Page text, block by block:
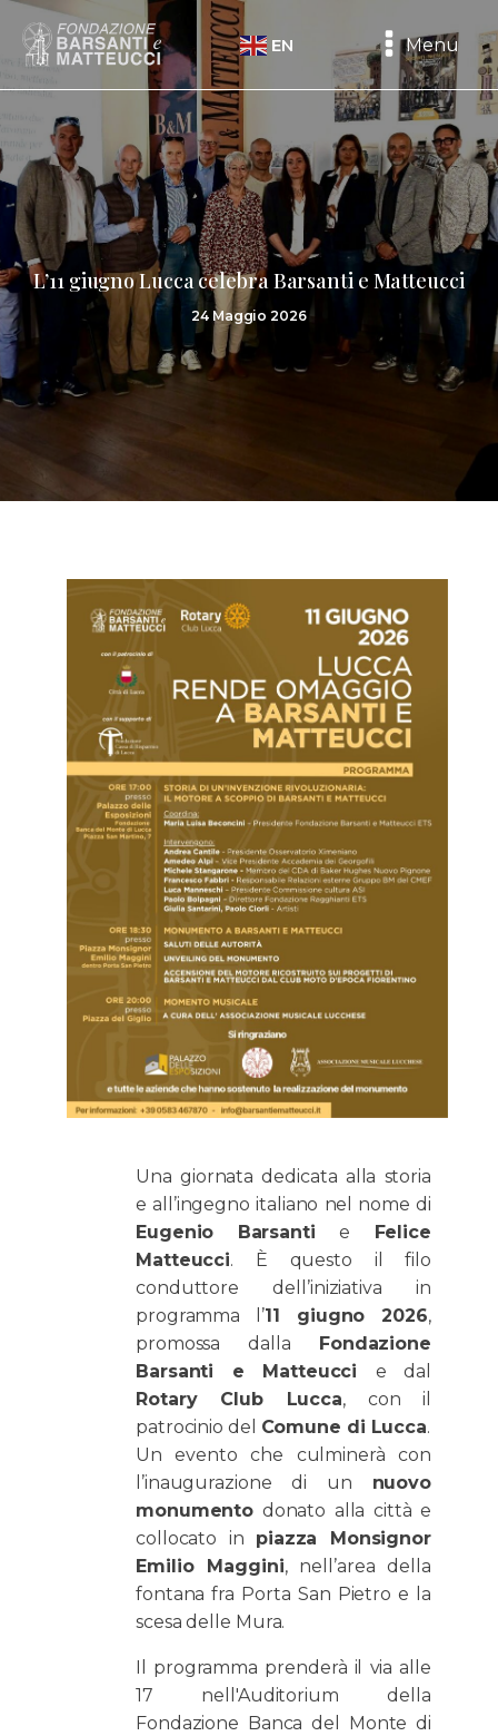
EN Menu
L’11 giugno Lucca celebra Barsanti e Matteucci
24 Maggio 2026
Una giornata dedicata alla storia
e all’ingegno italiano nel nome di
Eugenio Barsantie Felice
Matteucci. È questo il filo
conduttore dell’iniziativa in
programma l’11 giugno 2026,
promossa dalla
Fondazione
Barsanti e Matteucci e dal
Rotary Club Lucca, con il
patrocinio del Comune di Lucca.
Un evento che culminerà con
l’inaugurazione di un nuovo
monumento donato alla città e
collocato in piazza Monsignor
Emilio Maggini, nell’area della
fontana fra Porta San Pietro e la
scesa delle Mura.
Il programma prenderà il via alle
17 nell'Auditorium della
Fondazione Banca del Monte di